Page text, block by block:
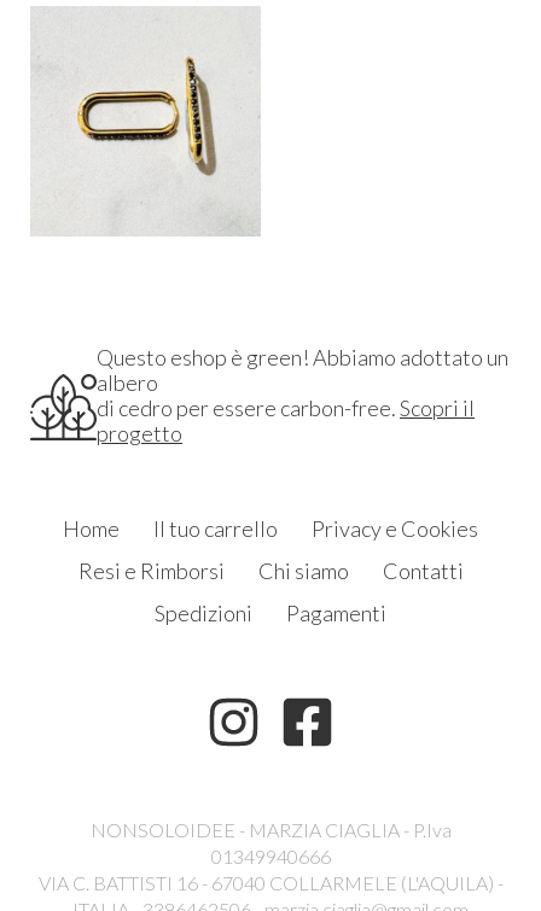
Questo eshop è green! Abbiamo adottato un
albero
di cedro per essere carbon-free.Scopri il
progetto
Home Il tuo carrello
Privacy e Cookies
Resi e Rimborsi
Chi siamo
Contatti
Spedizioni
Pagamenti
NONSOLOIDEE - MARZIA CIAGLIA - P.Iva
01349940666
VIA C. BATTISTI 16 - 67040 COLLARMELE (L'AQUILA) -